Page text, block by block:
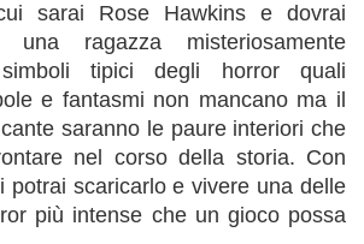
sarai Rose Hawkins e dovrai
una ragazza misteriosamente
tipici degli horror quali
e fantasmi non mancano ma il
saranno le paure interiori che
nel corso della storia. Con
potrai scaricarlo e vivere una delle
più intense che un gioco possa